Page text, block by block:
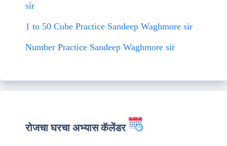
sir
1 to 50 Cube Practice Sandeep Waghmore sir
Number Practice Sandeep Waghmore sir
रोजचा घरचा अभ्यास कॅलेंडर